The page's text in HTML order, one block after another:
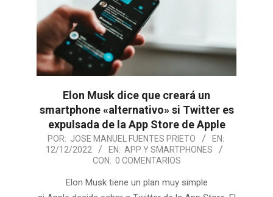
Elon Musk dice que creará un
smartphone «alternativo» si Twitter es
expulsada de la App Store de Apple
2022-
12-
POR: JOSE MANUEL FUENTES PRIETO
EN:
12/12/2022
EN: APP Y SMARTPHONES
CON: 0 COMENTARIOS
Elon Musk tiene un plan muy simple